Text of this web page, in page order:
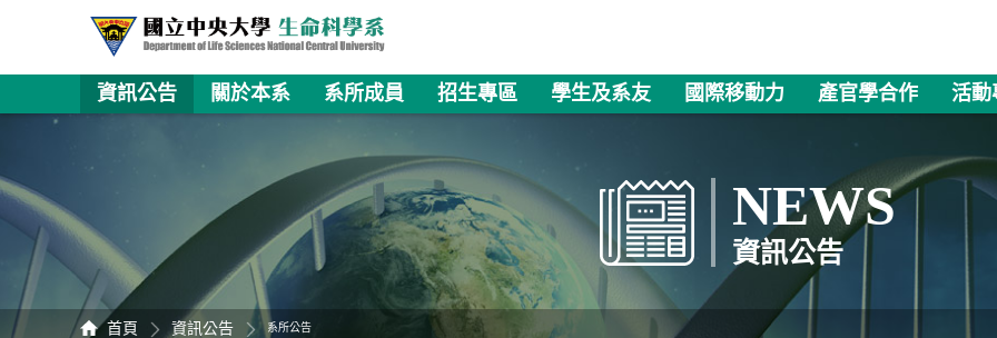
資訊公告 關於本系 系所成員 招生專區 學生及系友 國際移動力 產官學合作 活動
NEWS
資訊公告
首頁 資訊公告 系所公告